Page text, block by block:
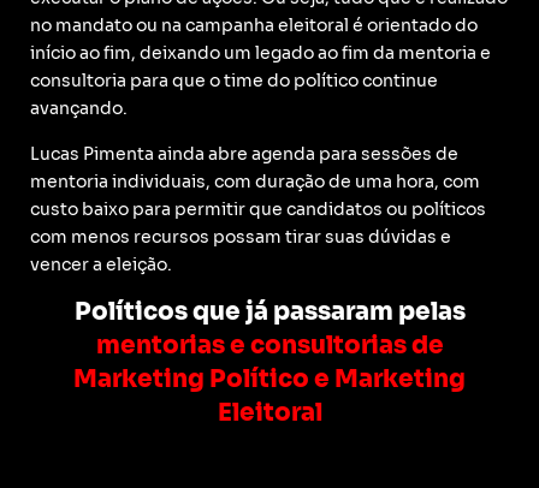
no mandato ou na campanha eleitoral é orientado do
início ao fim, deixando um legado ao fim da mentoria e
consultoria para que o time do político continue
avançando.
Lucas Pimenta ainda abre agenda para sessões de
mentoria individuais, com duração de uma hora, com
custo baixo para permitir que candidatos ou políticos
com menos recursos possam tirar suas dúvidas e
vencer a eleição.
Políticos que já passaram pelas
mentorias e consultorias de
Marketing Político e Marketing
Eleitoral